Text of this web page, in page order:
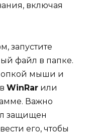
включая
запустите
файл в папке.
мыши и
WinRar или
Важно
защищен
его, чтобы